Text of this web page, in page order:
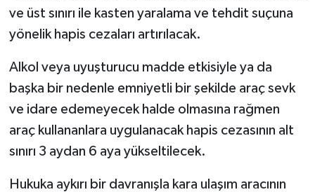
ve üst sınırı ile kasten yaralama ve tehdit suçuna
yönelik hapis cezaları artırılacak.
Alkol veya uyuşturucu madde etkisiyle ya da
başka bir nedenle emniyetli bir şekilde araç sevk
ve idare edemeyecek halde olmasına rağmen
araç kullananlara uygulanacak hapis cezasının alt
sınırı 3 aydan 6 aya yükseltilecek.
Hukuka aykırı bir davranışla kara ulaşım aracının